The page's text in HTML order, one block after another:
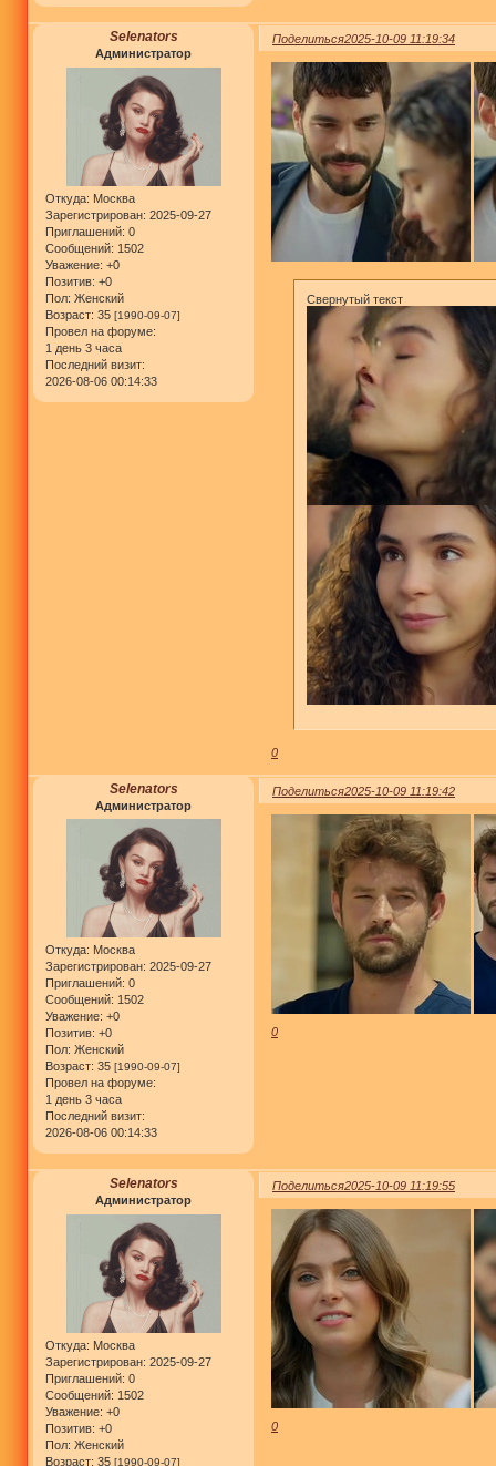
Поделиться2025-10-09 11:19:34
Selenators
Администратор
Откуда: Москва
Зарегистрирован: 2025-09-27
Приглашений: 0
Сообщений: 1502
Уважение: +0
Позитив: +0
Пол: Женский
Возраст: 35 [1990-09-07]
Провел на форуме:
1 день 3 часа
Последний визит:
2026-08-06 00:14:33
Свернутый текст
0
Поделиться2025-10-09 11:19:42
Selenators
Администратор
Откуда: Москва
Зарегистрирован: 2025-09-27
Приглашений: 0
Сообщений: 1502
Уважение: +0
Позитив: +0
Пол: Женский
Возраст: 35 [1990-09-07]
Провел на форуме:
1 день 3 часа
Последний визит:
2026-08-06 00:14:33
0
Поделиться2025-10-09 11:19:55
Selenators
Администратор
Откуда: Москва
Зарегистрирован: 2025-09-27
Приглашений: 0
Сообщений: 1502
Уважение: +0
Позитив: +0
Пол: Женский
Возраст: 35 [1990-09-07]
0